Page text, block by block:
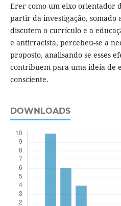
Erer como um eixo orientador
partir da investigação, somado
discutem o currículo e a
e antirracista, percebeu-se a
proposto, analisando se esses
contribuem para uma ideia de
consciente.
DOWNLOADS